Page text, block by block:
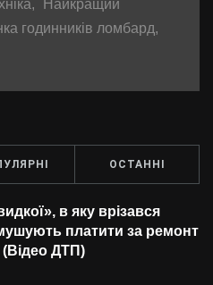
,
Найкращий
годинників ломбард,
ОСТАННІ
в яку врізався
платити за ремонт
ДТП)